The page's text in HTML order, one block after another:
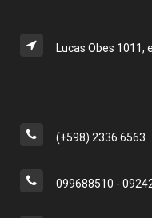
Lucas Obes 1011,
(+598) 2336 6563
099688510 -